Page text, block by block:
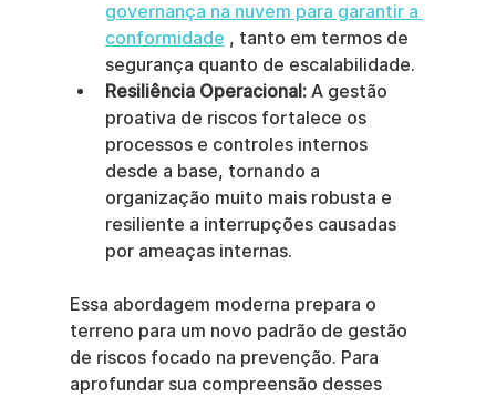
governança na nuvem para garantir a
conformidade , tanto em termos de
segurança quanto de escalabilidade.
Resiliência Operacional: A gestão
proativa de riscos fortalece os
processos e controles internos
desde a base, tornando a
organização muito mais robusta e
resiliente a interrupções causadas
por ameaças internas.
Essa abordagem moderna prepara o
terreno para um novo padrão de gestão
de riscos focado na prevenção. Para
aprofundar sua compreensão desses